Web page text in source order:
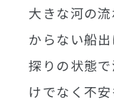
大きな河の
からない船
探りの状態
けでなく不